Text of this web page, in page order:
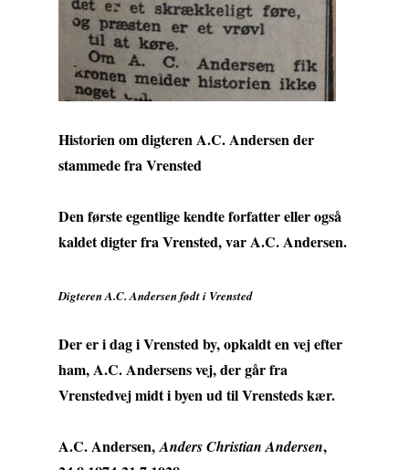
Historien om digteren A.C. Andersen der
stammede fra Vrensted
Den første egentlige kendte forfatter eller også
kaldet digter fra Vrensted, var A.C. Andersen.
Digteren A.C. Andersen født i Vrensted
Der er i dag i Vrensted by, opkaldt en vej efter
ham, A.C. Andersens vej, der går fra
Vrenstedvej midt i byen ud til Vrensteds kær.
A.C. Andersen,Anders Christian Andersen,